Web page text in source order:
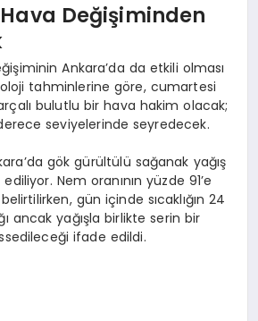
Değişiminden
Ankara’da da etkili olması
tahminlerine göre, cumartesi
bulutlu bir hava hakim olacak;
seviyelerinde seyredecek.
gök gürültülü sağanak yağış
Nem oranının yüzde 91’e
gün içinde sıcaklığın 24
ancak yağışla birlikte serin bir
ifade edildi.